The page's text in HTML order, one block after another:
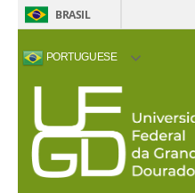
BRASIL
PORTUGUESE
ACESSIBILIDADE ALTO CONTRASTE